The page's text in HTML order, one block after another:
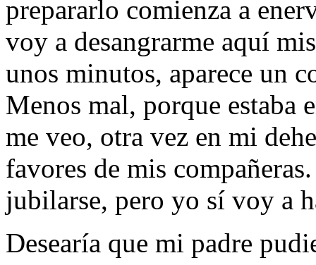
prepararlo comienza a
voy a desangrarme aquí­
unos minutos, aparece un
Menos mal, porque estaba
me veo, otra vez en mi
favores de mis
jubilarse, pero yo sí­ voy a
Desearí­a que mi padre